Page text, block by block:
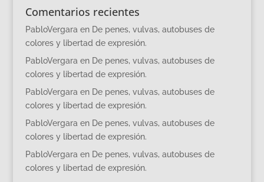
Comentarios recientes
PabloVergara en De penes, vulvas, autobuses de
colores y libertad de expresión.
PabloVergara en De penes, vulvas, autobuses de
colores y libertad de expresión.
PabloVergara en De penes, vulvas, autobuses de
colores y libertad de expresión.
PabloVergara en De penes, vulvas, autobuses de
colores y libertad de expresión.
PabloVergara en De penes, vulvas, autobuses de
colores y libertad de expresión.